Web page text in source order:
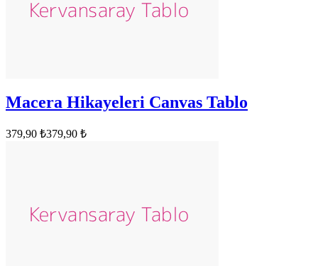
Macera Hikayeleri Canvas Tablo
379,90 ₺379,90 ₺